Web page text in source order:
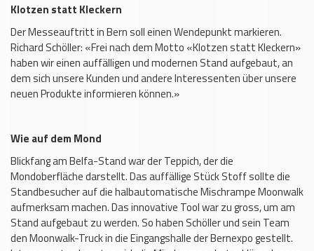
Klotzen statt Kleckern
Der Messeauftritt in Bern soll einen Wendepunkt markieren.
Richard Schöller: «Frei nach dem Motto «Klotzen statt Kleckern»
haben wir einen auffälligen und modernen Stand aufgebaut, an
dem sich unsere Kunden und andere Interessenten über unsere
neuen Produkte informieren können.»
Wie auf dem Mond
Blickfang am Belfa-Stand war der Teppich, der die
Mondoberfläche darstellt. Das auffällige Stück Stoff sollte die
Standbesucher auf die halbautomatische Mischrampe Moonwalk
aufmerksam machen. Das innovative Tool war zu gross, um am
Stand aufgebaut zu werden. So haben Schöller und sein Team
den Moonwalk-Truck in die Eingangshalle der Bernexpo gestellt.